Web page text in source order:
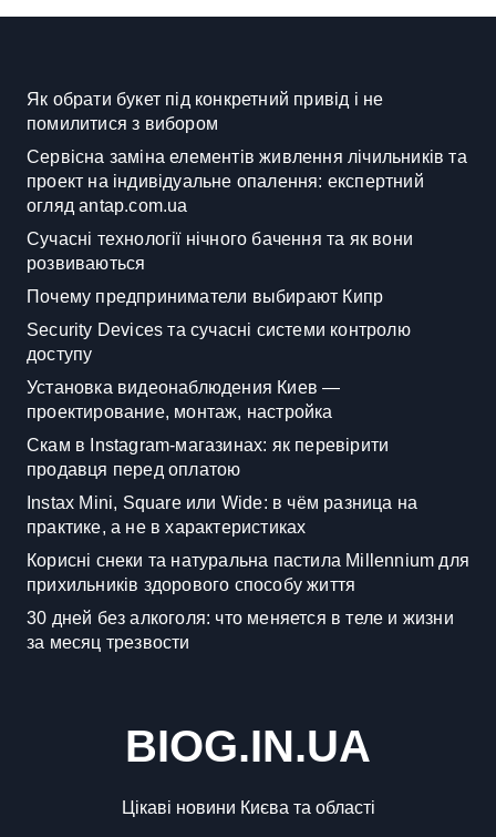
Як обрати букет під конкретний привід і не
помилитися з вибором
Сервісна заміна елементів живлення лічильників та
проект на індивідуальне опалення: експертний
огляд antap.com.ua
Сучасні технології нічного бачення та як вони
розвиваються
Почему предприниматели выбирают Кипр
Security Devices та сучасні системи контролю
доступу
Установка видеонаблюдения Киев —
проектирование, монтаж, настройка
Скам в Instagram-магазинах: як перевірити
продавця перед оплатою
Instax Mini, Square или Wide: в чём разница на
практике, а не в характеристиках
Корисні снеки та натуральна пастила Millennium для
прихильників здорового способу життя
30 дней без алкоголя: что меняется в теле и жизни
за месяц трезвости
BIOG.IN.UA
Цікаві новини Києва та області